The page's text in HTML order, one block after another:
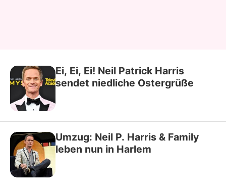
Ei, Ei, Ei! Neil Patrick Harris
sendet niedliche Ostergrüße
Umzug: Neil P. Harris & Family
leben nun in Harlem